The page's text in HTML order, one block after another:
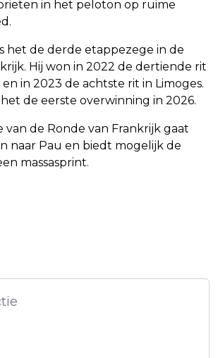
in het peloton op ruime
het de derde etappezege in de
Hij won in 2022 de dertiende rit
in 2023 de achtste rit in Limoges.
de eerste overwinning in 2026.
van de Ronde van Frankrijk gaat
naar Pau en biedt mogelijk de
massasprint.
FAMILIE TERUG
GETROUWD: BESTE
LEVEN